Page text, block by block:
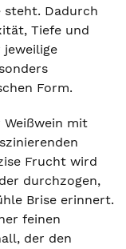
steht. Dadurch
Tiefe und
jeweilige
Form.
Weißwein mit
Frucht wird
durchzogen,
Brise erinnert.
feinen
der den